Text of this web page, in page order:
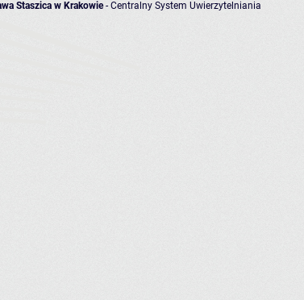
Staszica w Krakowie- Centralny System Uwierzytelniania